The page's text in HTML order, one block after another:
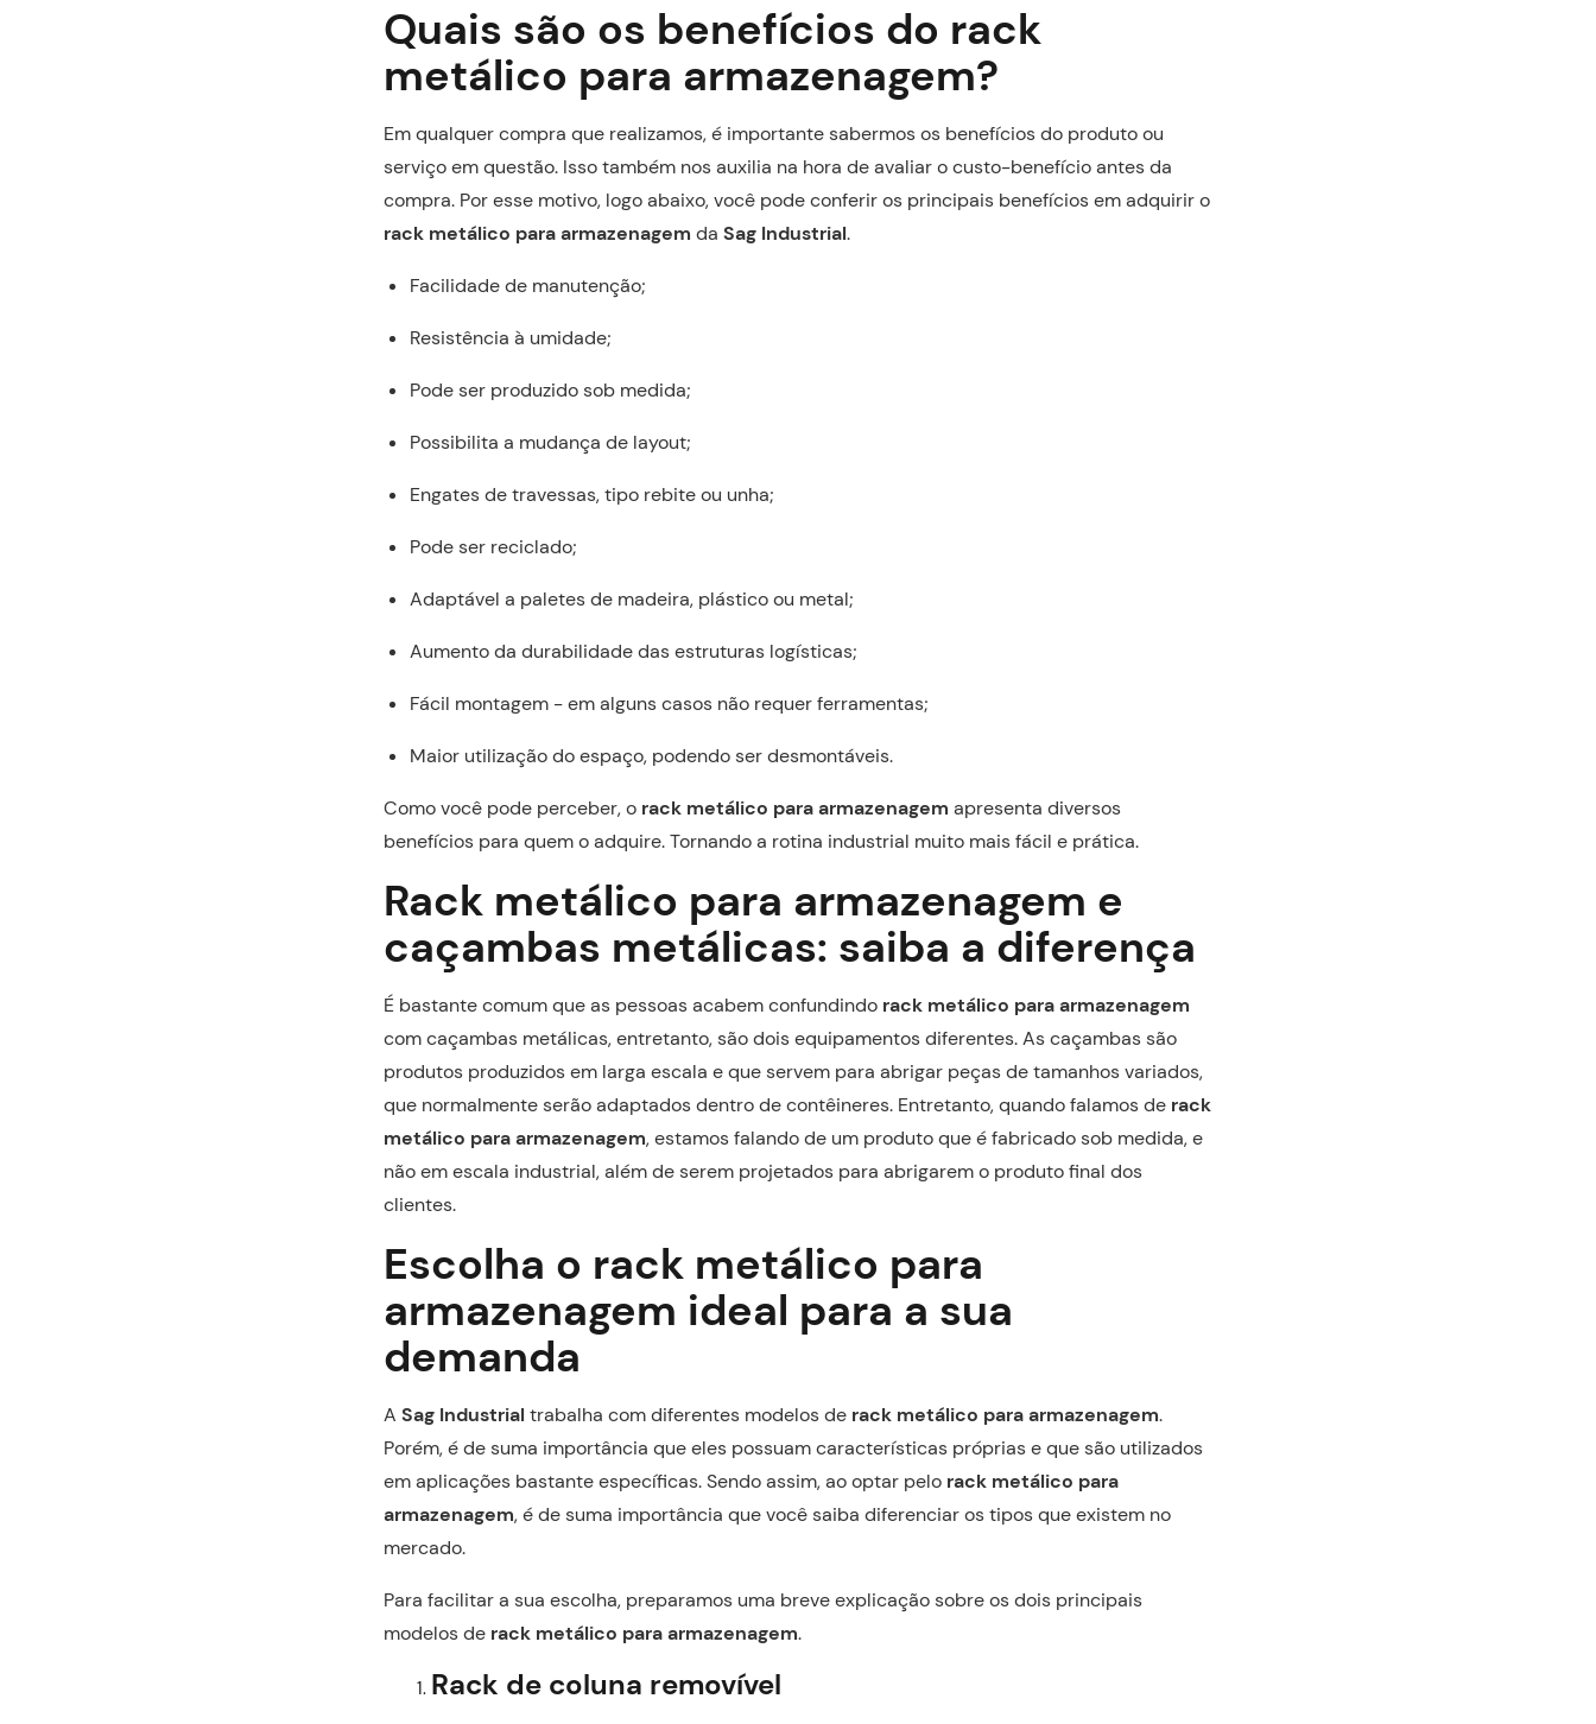
Quais são os benefícios do rack
metálico para armazenagem?
Em qualquer compra que realizamos, é importante sabermos os benefícios do produto ou
serviço em questão. Isso também nos auxilia na hora de avaliar o custo-benefício antes da
compra. Por esse motivo, logo abaixo, você pode conferir os principais benefícios em adquirir o
rack metálico para armazenagem daSag Industrial.
Facilidade de manutenção;
Resistência à umidade;
Pode ser produzido sob medida;
Possibilita a mudança de layout;
Engates de travessas, tipo rebite ou unha;
Pode ser reciclado;
Adaptável a paletes de madeira, plástico ou metal;
Aumento da durabilidade das estruturas logísticas;
Fácil montagem - em alguns casos não requer ferramentas;
Maior utilização do espaço, podendo ser desmontáveis.
Como você pode perceber, o rack metálico para armazenagem apresenta diversos
benefícios para quem o adquire. Tornando a rotina industrial muito mais fácil e prática.
Rack metálico para armazenagem e
caçambas metálicas: saiba a diferença
É bastante comum que as pessoas acabem confundindo rack metálico para armazenagem
com caçambas metálicas, entretanto, são dois equipamentos diferentes. As caçambas são
produtos produzidos em larga escala e que servem para abrigar peças de tamanhos variados,
que normalmente serão adaptados dentro de contêineres. Entretanto, quando falamos de rack
metálico para armazenagem, estamos falando de um produto que é fabricado sob medida, e
não em escala industrial, além de serem projetados para abrigarem o produto final dos
clientes.
Escolha o rack metálico para
armazenagem ideal para a sua
demanda
ASag Industrial trabalha com diferentes modelos de rack metálico para armazenagem.
Porém, é de suma importância que eles possuam características próprias e que são utilizados
em aplicações bastante específicas. Sendo assim, ao optar pelo rack metálico para
armazenagem, é de suma importância que você saiba diferenciar os tipos que existem no
mercado.
Para facilitar a sua escolha, preparamos uma breve explicação sobre os dois principais
modelos de rack metálico para armazenagem.
Rack de coluna removível